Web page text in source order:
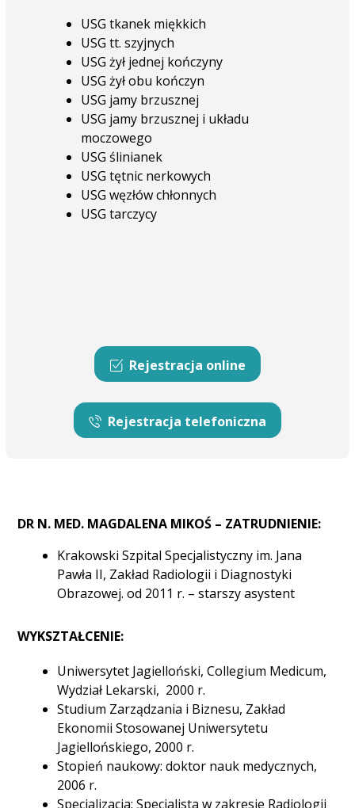
USG tkanek miękkich
USG tt. szyjnych
USG żył jednej kończyny
USG żył obu kończyn
USG jamy brzusznej
USG jamy brzusznej i układu
moczowego
USG ślinianek
USG tętnic nerkowych
USG węzłów chłonnych
USG tarczycy
Rejestracja online
Rejestracja telefoniczna
DR N. MED. MAGDALENA MIKOŚ – ZATRUDNIENIE:
Krakowski Szpital Specjalistyczny im. Jana
Pawła II, Zakład Radiologii i Diagnostyki
Obrazowej. od 2011 r. – starszy asystent
WYKSZTAŁCENIE:
Uniwersytet Jagielloński, Collegium Medicum,
Wydział Lekarski, 2000 r.
Studium Zarządzania i Biznesu, Zakład
Ekonomii Stosowanej Uniwersytetu
Jagiellońskiego, 2000 r.
Stopień naukowy: doktor nauk medycznych,
2006 r.
Specjalizacja: Specjalista w zakresie Radiologii